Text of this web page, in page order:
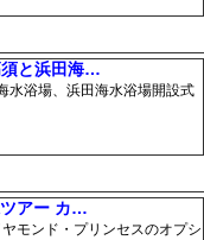
須と浜田海…
水浴場、浜田海水浴場開設式
ツアー カ…
モンド・プリンセスのオプシ